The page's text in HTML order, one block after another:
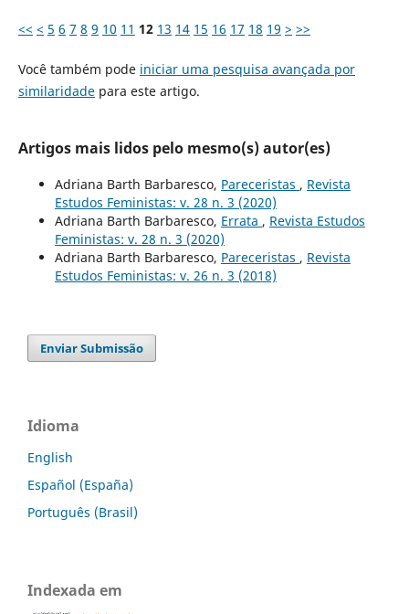
<< < 5 6 7 8 9 10 11 12 13 14 15 16 17 18 19 > >>
Você também pode iniciar uma pesquisa avançada por
similaridadepara este artigo.
Artigos mais lidos pelo mesmo(s) autor(es)
Adriana Barth Barbaresco, Pareceristas , Revista
Estudos Feministas: v. 28 n. 3 (2020)
Adriana Barth Barbaresco, Errata , Revista Estudos
Feministas: v. 28 n. 3 (2020)
Adriana Barth Barbaresco, Pareceristas , Revista
Estudos Feministas: v. 26 n. 3 (2018)
Enviar Submissão
Idioma
English
Español (España)
Português (Brasil)
Indexada em